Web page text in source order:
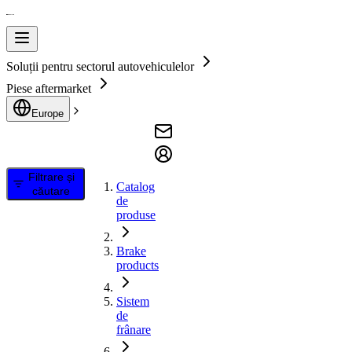
Soluții pentru sectorul autovehiculelor
Piese aftermarket
Europe
Filtrare și
căutare
Catalog
de
produse
Brake
products
Sistem
de
frânare